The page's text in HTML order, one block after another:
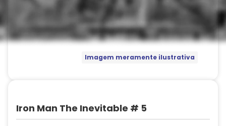
Imagem meramente ilustrativa
Iron Man The Inevitable # 5